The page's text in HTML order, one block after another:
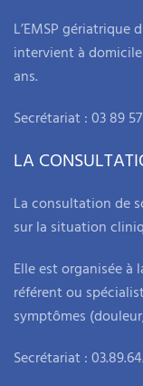
L’EMSP
intervient à
ans.
Secrétariat : 03 89
LA
La consultation de
sur la situation
Elle est organisée à
référent ou
symptômes
Secrétariat :